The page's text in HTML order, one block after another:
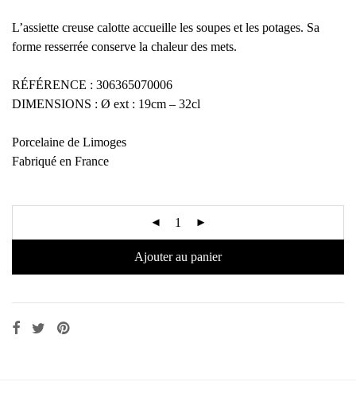
L’assiette creuse calotte accueille les soupes et les potages. Sa
forme resserrée conserve la chaleur des mets.
RÉFÉRENCE : 306365070006
DIMENSIONS : Ø ext : 19cm – 32cl
Porcelaine de Limoges
Fabriqué en France
Ajouter au panier